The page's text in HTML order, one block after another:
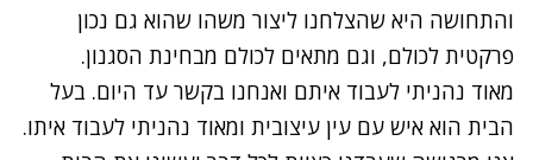
והתחושה היא שהצלחנו ליצור משהו שהוא גם נכון
פרקטית לכולם, וגם מתאים לכולם מבחינת הסגנון.
מאוד נהניתי לעבוד איתם ואנחנו בקשר עד היום. בעל
הבית הוא איש עם עין עיצובית ומאוד נהניתי לעבוד איתו.